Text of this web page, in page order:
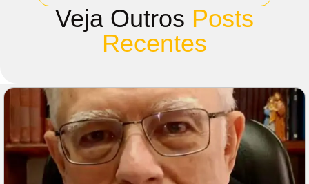
Veja Outros Posts
Recentes